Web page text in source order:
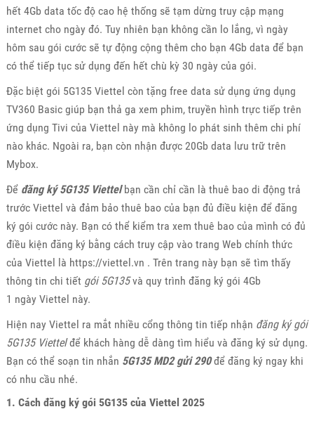
hết 4Gb data tốc độ cao hệ thống sẽ tạm dừng truy cập mạng
internet cho ngày đó. Tuy nhiên bạn không cần lo lắng, vì ngày
hôm sau gói cước sẽ tự động cộng thêm cho bạn 4Gb data để bạn
có thể tiếp tục sử dụng đến hết chù kỳ 30 ngày của gói.
Đặc biệt gói 5G135 Viettel còn tặng free data sử dụng ứng dụng
TV360 Basic giúp bạn thả ga xem phim, truyền hình trực tiếp trên
ứng dụng Tivi của Viettel này mà không lo phát sinh thêm chi phí
nào khác. Ngoài ra, bạn còn nhận được 20Gb data lưu trữ trên
Mybox.
Để đăng ký 5G135 Viettelbạn cần chỉ cần là thuê bao di động trả
trước Viettel và đảm bảo thuê bao của bạn đủ điều kiện để đăng
ký gói cước này. Bạn có thể kiểm tra xem thuê bao của mình có đủ
điều kiện đăng ký bằng cách truy cập vào trang Web chính thức
của Viettel là https://viettel.vn . Trên trang này bạn sẽ tìm thấy
thông tin chi tiết gói 5G135và quy trình đăng ký gói 4Gb
1 ngày Viettel này.
Hiện nay Viettel ra mắt nhiều cổng thông tin tiếp nhận đăng ký gói
5G135 Viettelđể khách hàng dễ dàng tìm hiểu và đăng ký sử dụng.
Bạn có thể soạn tin nhắn 5G135 MD2 gửi 290để đăng ký ngay khi
có nhu cầu nhé.
1. Cách đăng ký gói 5G135 của Viettel 2025